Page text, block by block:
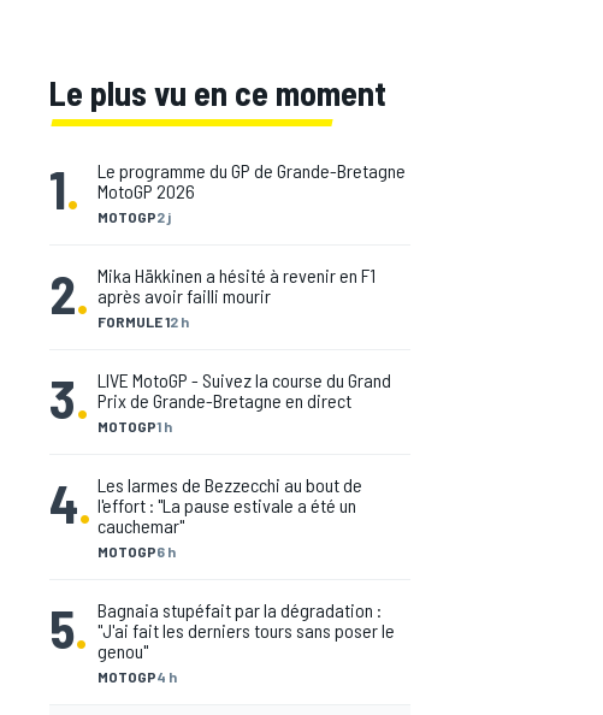
Le plus vu en ce moment
1. MOTOGP2 j
Le programme du GP de Grande-Bretagne
MotoGP 2026
2. FORMULE 12 h
Mika Häkkinen a hésité à revenir en F1
après avoir failli mourir
3. MOTOGP1 h
LIVE MotoGP - Suivez la course du Grand
Prix de Grande-Bretagne en direct
4.
MOTOGP6 h
Les larmes de Bezzecchi au bout de
l'effort : "La pause estivale a été un
cauchemar"
5.
MOTOGP4 h
Bagnaia stupéfait par la dégradation :
"J'ai fait les derniers tours sans poser le
genou"